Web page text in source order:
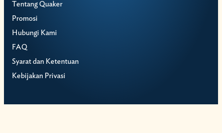
Tentang Quaker
Promosi
Hubungi Kami
FAQ
Syarat dan Ketentuan
Kebijakan Privasi